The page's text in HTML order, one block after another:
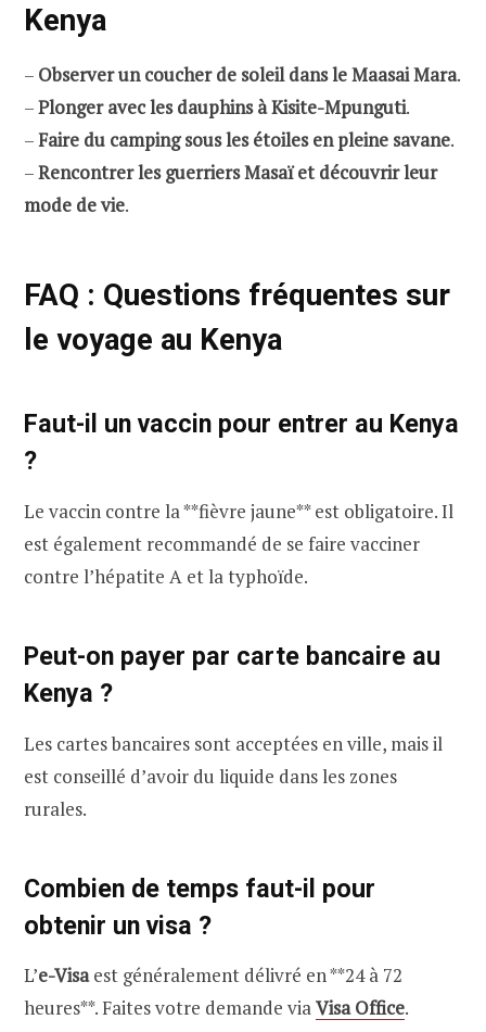
Kenya
– Observer un coucher de soleil dans le Maasai Mara.
–Plonger avec les dauphins à Kisite-Mpunguti.
–Faire du camping sous les étoiles en pleine savane.
–Rencontrer les guerriers Masaï et découvrir leur
mode de vie.
FAQ : Questions fréquentes sur
le voyage au Kenya
Faut-il un vaccin pour entrer au Kenya
?
Le vaccin contre la **fièvre jaune** est obligatoire. Il
est également recommandé de se faire vacciner
contre l’hépatite A et la typhoïde.
Peut-on payer par carte bancaire au
Kenya ?
Les cartes bancaires sont acceptées en ville, mais il
est conseillé d’avoir du liquide dans les zones
rurales.
Combien de temps faut-il pour
obtenir un visa ?
L’e-Visaest généralement délivré en **24 à 72
heures**. Faites votre demande viaVisa Office.